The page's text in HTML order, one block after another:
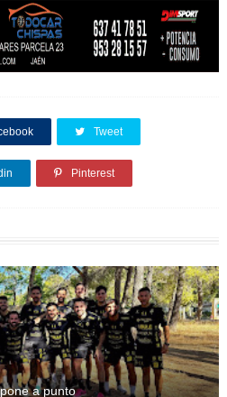
Tweet
Pinterest
a punto